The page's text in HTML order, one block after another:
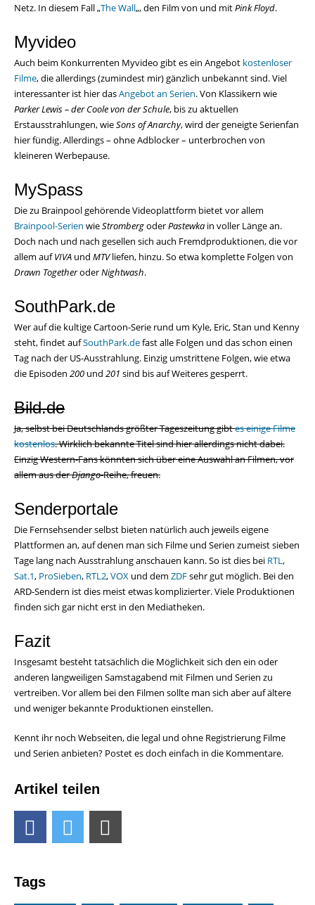
Netz. In diesem Fall „The Wall„, den Film von und mitPink Floyd.
Myvideo
Auch beim Konkurrenten Myvideo gibt es ein Angebot kostenloser
Filme, die allerdings (zumindest mir) gänzlich unbekannt sind. Viel
interessanter ist hier dasAngebot an Serien. Von Klassikern wie
Parker Lewis – der Coole von der Schule, bis zu aktuellen
Erstausstrahlungen, wieSons of Anarchy, wird der geneigte Serienfan
hier fündig. Allerdings – ohne Adblocker – unterbrochen von
kleineren Werbepause.
MySpass
Die zu Brainpool gehörende Videoplattform bietet vor allem
Brainpool-Serien wieStrombergoderPastewka in voller Länge an.
Doch nach und nach gesellen sich auch Fremdproduktionen, die vor
allem aufVIVA und MTVliefen, hinzu. So etwa komplette Folgen von
Drawn TogetheroderNightwash.
SouthPark.de
Wer auf die kultige Cartoon-Serie rund um Kyle, Eric, Stan und Kenny
steht, findet aufSouthPark.defast alle Folgen und das schon einen
Tag nach der US-Ausstrahlung. Einzig umstrittene Folgen, wie etwa
die Episoden 200 und 201 sind bis auf Weiteres gesperrt.
Bild.de
Ja, selbst bei Deutschlands größter Tageszeitung gibtes einige Filme
kostenlos. Wirklich bekannte Titel sind hier allerdings nicht dabei.
Einzig Western-Fans könnten sich über eine Auswahl an Filmen, vor
allem aus derDjango-Reihe, freuen.
Senderportale
Die Fernsehsender selbst bieten natürlich auch jeweils eigene
Plattformen an, auf denen man sich Filme und Serien zumeist sieben
Tage lang nach Ausstrahlung anschauen kann. So ist dies bei RTL,
Sat.1, ProSieben, RTL2,VOX und dem ZDFsehr gut möglich. Bei den
ARD-Sendern ist dies meist etwas komplizierter. Viele Produktionen
finden sich gar nicht erst in den Mediatheken.
Fazit
Insgesamt besteht tatsächlich die Möglichkeit sich den ein oder
anderen langweiligen Samstagabend mit Filmen und Serien zu
vertreiben. Vor allem bei den Filmen sollte man sich aber auf ältere
und weniger bekannte Produktionen einstellen.
Kennt ihr noch Webseiten, die legal und ohne Registrierung Filme
und Serien anbieten? Postet es doch einfach in die Kommentare.
Artikel teilen
Tags